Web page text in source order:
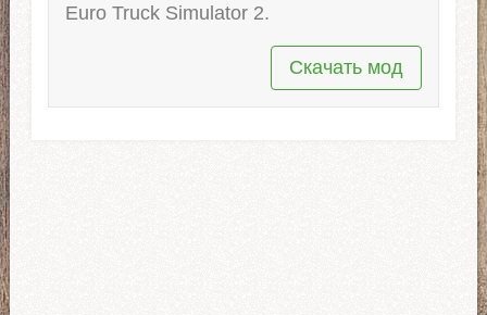
Euro Truck Simulator 2.
Скачать мод